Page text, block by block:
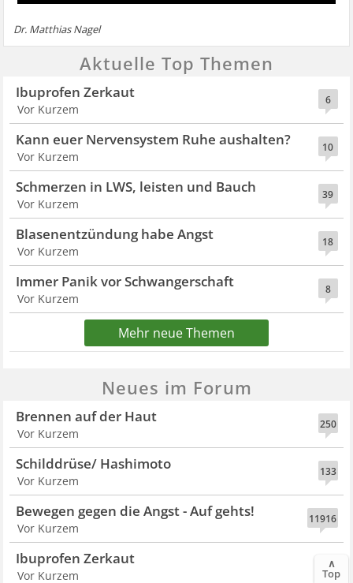
Dr. Matthias Nagel
Aktuelle Top Themen
6
Ibuprofen Zerkaut
Vor Kurzem
10
Kann euer Nervensystem Ruhe aushalten?
Vor Kurzem
39
Schmerzen in LWS, leisten und Bauch
Vor Kurzem
18
Blasenentzündung habe Angst
Vor Kurzem
8
Immer Panik vor Schwangerschaft
Vor Kurzem
Mehr neue Themen
Neues im Forum
250
Brennen auf der Haut
Vor Kurzem
133
Schilddrüse/ Hashimoto
Vor Kurzem
11916
Bewegen gegen die Angst - Auf gehts!
Vor Kurzem
6
Ibuprofen Zerkaut
Vor Kurzem
∧
Top